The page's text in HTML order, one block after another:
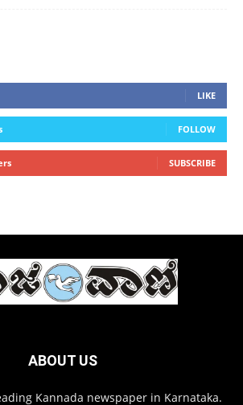
LIKE
FOLLOW
SUBSCRIBE
ABOUT US
Kannada newspaper in Karnataka.